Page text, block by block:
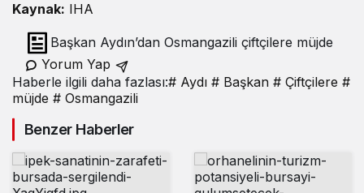
Kaynak: IHA
Başkan Aydın’dan Osmangazili çiftçilere müjde
Yorum Yap
Haberle ilgili daha fazlası:# Aydı # Başkan # Çiftçilere #
müjde # Osmangazili
Benzer Haberler